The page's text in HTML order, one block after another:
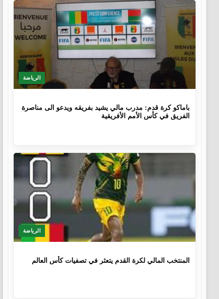
الرياضة
باماكو كرة قدم: مدرب مالي يشيد بفريقه ويدعو الى مناصرة
الفريق في كأس الأمم الأفريقية
الرياضة
المنتخب المالي لكرة القدم يتعثر في تصفيات كأس العالم